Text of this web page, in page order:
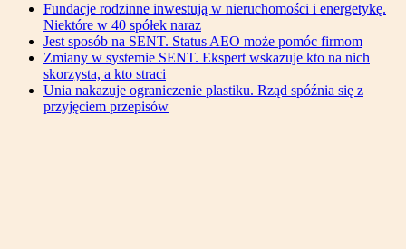
Fundacje rodzinne inwestują w nieruchomości i energetykę.
Niektóre w 40 spółek naraz
Jest sposób na SENT. Status AEO może pomóc firmom
Zmiany w systemie SENT. Ekspert wskazuje kto na nich
skorzysta, a kto straci
Unia nakazuje ograniczenie plastiku. Rząd spóźnia się z
przyjęciem przepisów